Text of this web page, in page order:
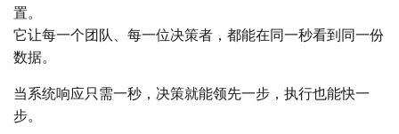
置。
它让每一个团队、每一位决策者，都能在同一秒看到同一份
数据。
当系统响应只需一秒，决策就能领先一步，执行也能快一
步。